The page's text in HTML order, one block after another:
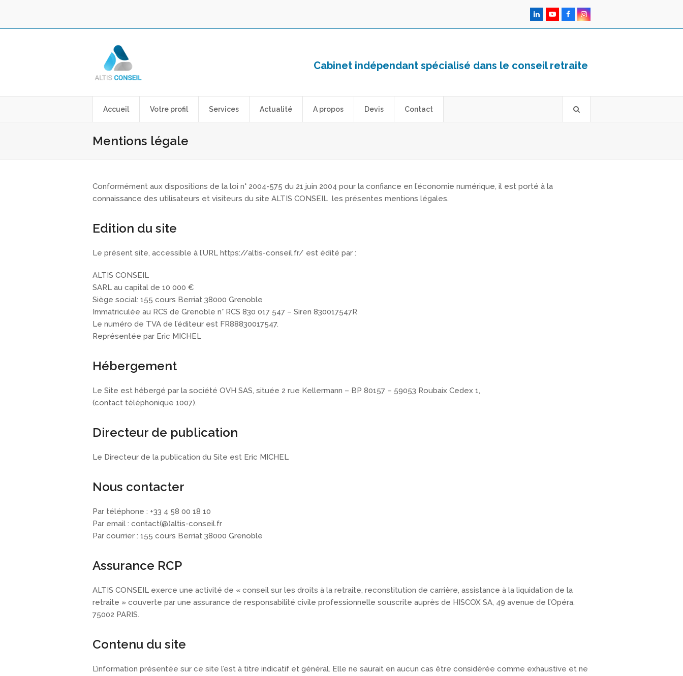
LinkedInYouTubeFacebookInstagram
Cabinet indépendant spécialisé dans le conseil retraite
Accueil Votre profil Services Actualité A propos Devis Contact
Mentions légale
Conformément aux dispositions de la loi n° 2004-575 du 21 juin 2004 pour la confiance en l’économie numérique, il est porté à la
connaissance des utilisateurs et visiteurs du site ALTIS CONSEIL les présentes mentions légales.
Edition du site
Le présent site, accessible à l’URL https://altis-conseil.fr/ est édité par :
ALTIS CONSEIL
SARL au capital de 10 000 €
Siège social: 155 cours Berriat 38000 Grenoble
Immatriculée au RCS de Grenoble n° RCS 830 017 547 – Siren 830017547R
Le numéro de TVA de l’éditeur est FR88830017547.
Représentée par Eric MICHEL
Hébergement
Le Site est hébergé par la société OVH SAS, située 2 rue Kellermann – BP 80157 – 59053 Roubaix Cedex 1,
(contact téléphonique 1007).
Directeur de publication
Le Directeur de la publication du Site est Eric MICHEL
Nous contacter
Par téléphone : +33 4 58 00 18 10
Par email : contact(@)altis-conseil.fr
Par courrier : 155 cours Berriat 38000 Grenoble
Assurance RCP
ALTIS CONSEIL exerce une activité de « conseil sur les droits à la retraite, reconstitution de carrière, assistance à la liquidation de la
retraite » couverte par une assurance de responsabilité civile professionnelle souscrite auprès de HISCOX SA, 49 avenue de l’Opéra,
75002 PARIS.
Contenu du site
L’information présentée sur ce site l’est à titre indicatif et général. Elle ne saurait en aucun cas être considérée comme exhaustive et ne